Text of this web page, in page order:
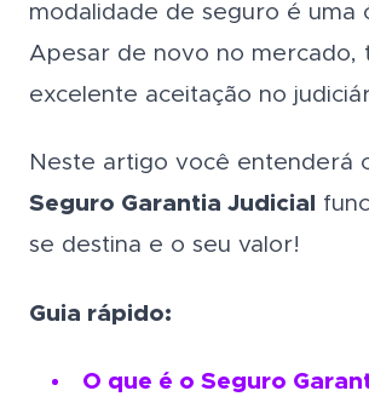
modalidade de seguro é uma
Apesar de novo no mercado,
excelente aceitação no
Neste artigo você entenderá
Seguro Garantia Judicial
se destina e o seu valor!
Guia rápido:
O que é o Seguro